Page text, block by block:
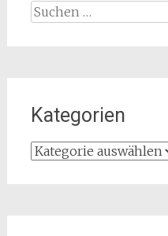
Suchen
nach:
Kategorien
Kategorien